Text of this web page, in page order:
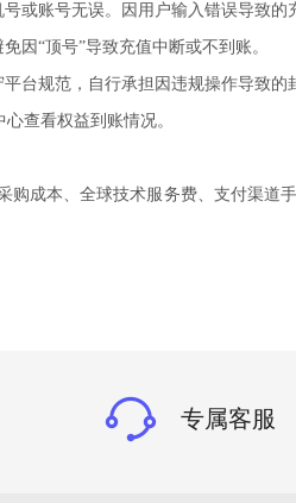
或账号无误。因用户输入错误导致的
因“顶号”导致充值中断或不到账。
台规范，自行承担因违规操作导致的
查看权益到账情况。
购成本、全球技术服务费、支付渠
专属客服